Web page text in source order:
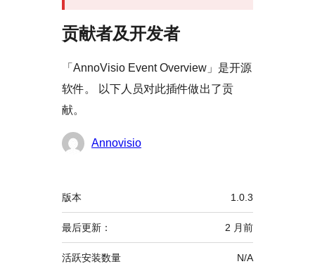
贡献者及开发者
「AnnoVisio Event Overview」是开源
软件。 以下人员对此插件做出了贡
献。
贡
Annovisio
额
外
信
息
版本 1.0.3
最后更新： 2 月前
活跃安装数量 N/A